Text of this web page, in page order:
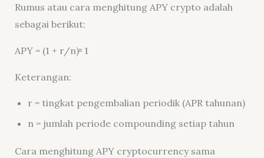
Rumus atau cara menghitung APY crypto adalah
sebagai berikut:
APY = (1 + r/n)ⁿ 1
Keterangan:
r = tingkat pengembalian periodik (APR tahunan)
n = jumlah periode compounding setiap tahun
Cara menghitung APY cryptocurrency sama